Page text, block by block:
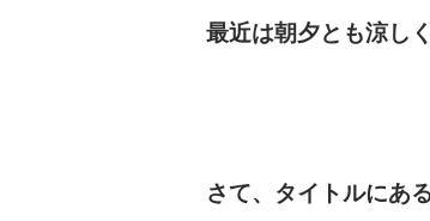
最近は朝夕とも涼し
さて、タイトルにあ